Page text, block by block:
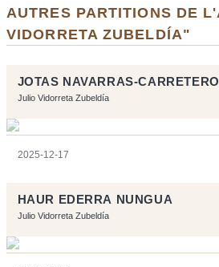
AUTRES PARTITIONS DE
VIDORRETA ZUBELDÍA"
JOTAS NAVARRAS-
Julio Vidorreta Zubeldía
2025-12-17
HAUR EDERRA NUNGUA
Julio Vidorreta Zubeldía